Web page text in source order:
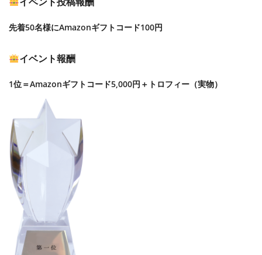
先着50名様にAmazonギフトコード100円
イベント報酬
1位＝Amazonギフトコード5,000円＋トロフィー（実物）